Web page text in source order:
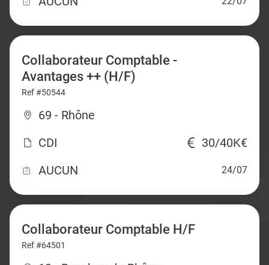
Collaborateur Comptable -
Avantages ++ (H/F)
Ref #50544
69 - Rhône
CDI
30/40K€
AUCUN
24/07
Collaborateur Comptable H/F
Ref #64501